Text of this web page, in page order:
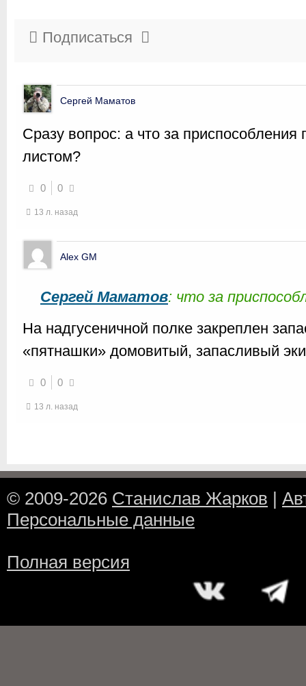
Подписаться
Сергей Маматов
Сразу вопрос: а что за
листом?
0 0
13 л. назад
Alex GM
Сергей Маматов: что за
На надгусеничной полке закреплен
«пятнашки» домовитый, запасливый
0 0
13 л. назад
© 2009-2026 Станислав Жарков |
Персональные данные
Полная версия